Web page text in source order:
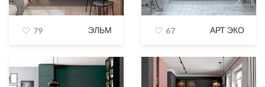
79 ЭЛЬМ 67 АРТ ЭКО